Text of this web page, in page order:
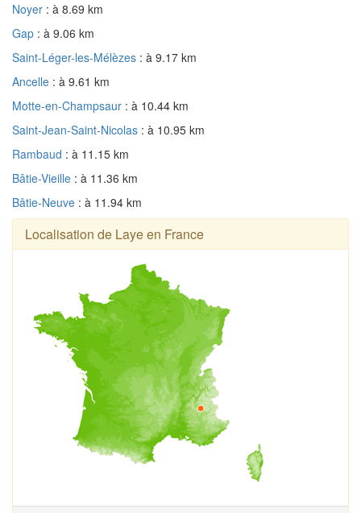
Noyer : à 8.69 km
Gap : à 9.06 km
Saint-Léger-les-Mélèzes : à 9.17 km
Ancelle : à 9.61 km
Motte-en-Champsaur : à 10.44 km
Saint-Jean-Saint-Nicolas : à 10.95 km
Rambaud : à 11.15 km
Bâtie-Vieille : à 11.36 km
Bâtie-Neuve : à 11.94 km
Localisation de Laye en France